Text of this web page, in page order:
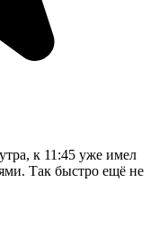
к 11:45 уже имел
Так быстро ещё не